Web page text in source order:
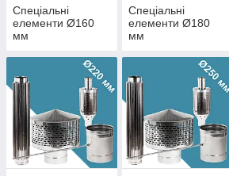
Спеціальні
елементи Ø160
мм
Спеціальні
елементи Ø180
мм